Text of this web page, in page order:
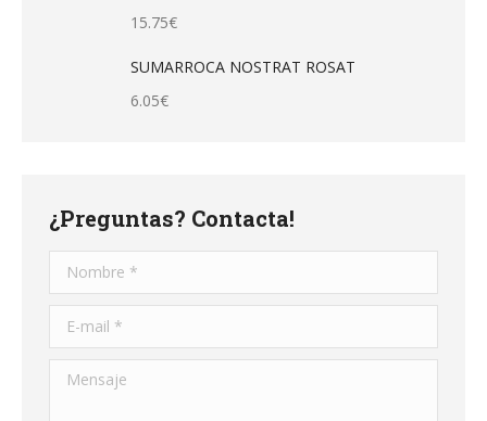
15.75€
SUMARROCA NOSTRAT ROSAT
6.05€
¿Preguntas? Contacta!
Nombre *
E-mail *
Mensaje